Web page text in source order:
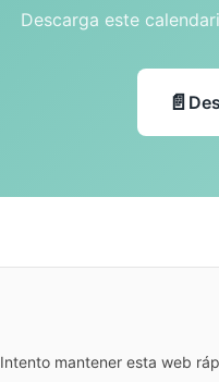
Descarga este
Intento mantener esta web